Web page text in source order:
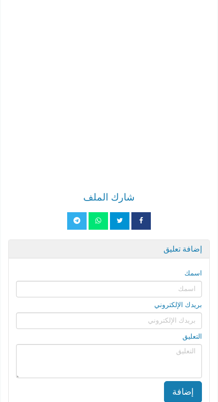
شارك الملف
إضافة تعليق
اسمك
بريدك الإلكتروني
التعليق
إضافة